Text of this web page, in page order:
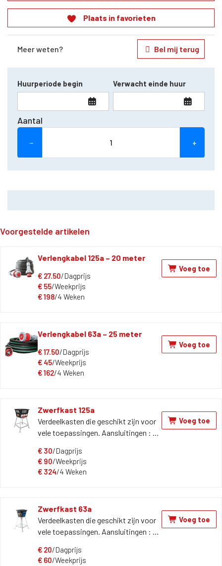
Plaats in favorieten
Meer weten? Bel mij terug
Huurperiode begin Verwacht einde huur
Aantal
− +
Voorgestelde artikelen
Verlengkabel 125a – 20 meter
€ 27.50/Dagprijs
€ 55/Weekprijs
€198/4 Weken
Voeg toe
Verlengkabel 63a – 25 meter
€17.50/Dagprijs
€ 45/Weekprijs
€162/4 Weken
Voeg toe
Zwerfkast 125a
Verdeelkasten die geschikt zijn voor
vele toepassingen. Aansluitingen : 2
€ 30/Dagprijs
€ 90/Weekprijs
€ 324/4 Weken
Voeg toe
Zwerfkast 63a
Verdeelkasten die geschikt zijn voor
vele toepassingen. Aansluitingen : 3
€ 20/Dagprijs
€ 60/Weekprijs
Voeg toe